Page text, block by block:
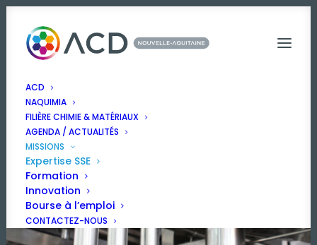
ACD
NAQUIMIA
FILIÈRE CHIMIE & MATÉRIAUX
AGENDA / ACTUALITÉS
MISSIONS
Expertise SSE
Formation
Innovation
Bourse à l’emploi
CONTACTEZ-NOUS